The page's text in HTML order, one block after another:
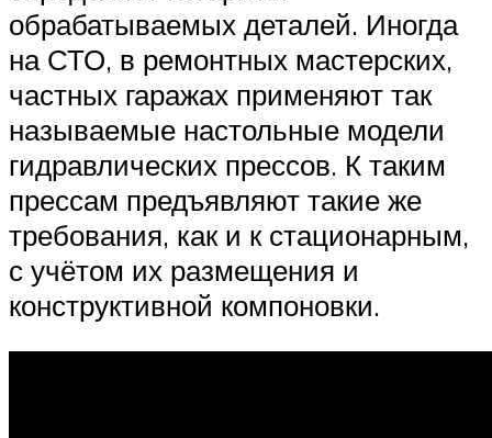
обрабатываемых деталей. Иногда
на СТО, в ремонтных мастерских,
частных гаражах применяют так
называемые настольные модели
гидравлических прессов. К таким
прессам предъявляют такие же
требования, как и к стационарным,
с учётом их размещения и
конструктивной компоновки.